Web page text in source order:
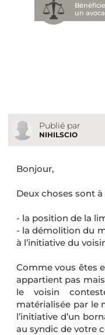
un
Publié par
NIHILSCIO
Bonjour,
Deux choses sont
- la position de la
- la démolition du
à l’initiative du
Comme vous êtes
appartient pas
le voisin
matérialisée par le
l’initiative d’un
au syndic de votre